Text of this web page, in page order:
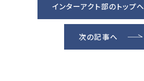
インターアクト部のトップへ
次の記事へ